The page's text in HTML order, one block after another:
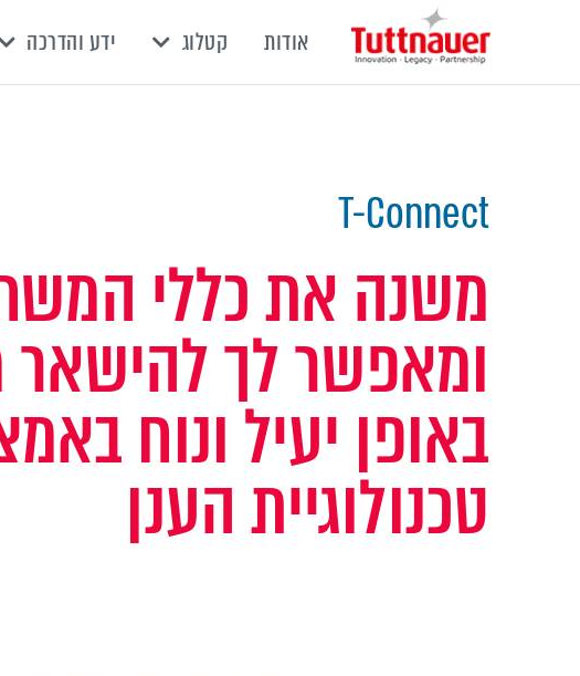
אודות קטלוג ידע והדרכה
T-Connect
משנה את כללי
ומאפשר לך להישאר
באופן יעיל ונוח
טכנולוגיית הענן